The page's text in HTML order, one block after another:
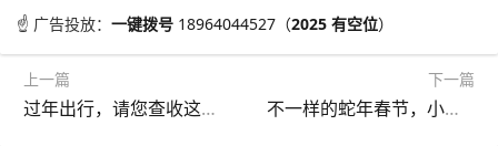
☝ 广告投放： 一键拨号 18964044527（2025 有空位）
上一篇
过年出行，请您查收这份指南
下一篇
不一样的蛇年春节，小程序带你玩转全国